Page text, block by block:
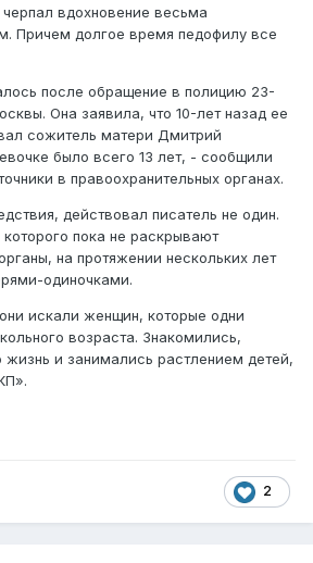
вдохновение весьма
Причем долгое время педофилу все
после обращение в полицию 23-
Она заявила, что 10-лет назад ее
сожитель матери Дмитрий
было всего 13 лет, - сообщили
в правоохранительных органах.
действовал писатель не один.
пока не раскрывают
на протяжении нескольких лет
одиночками.
искали женщин, которые одни
возраста. Знакомились,
и занимались растлением детей,
2